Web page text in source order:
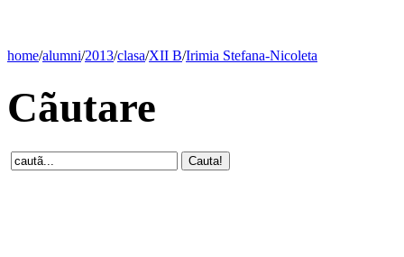
home/alumni/2013/clasa/XII B/Irimia Stefana-Nicoleta
Cãutare